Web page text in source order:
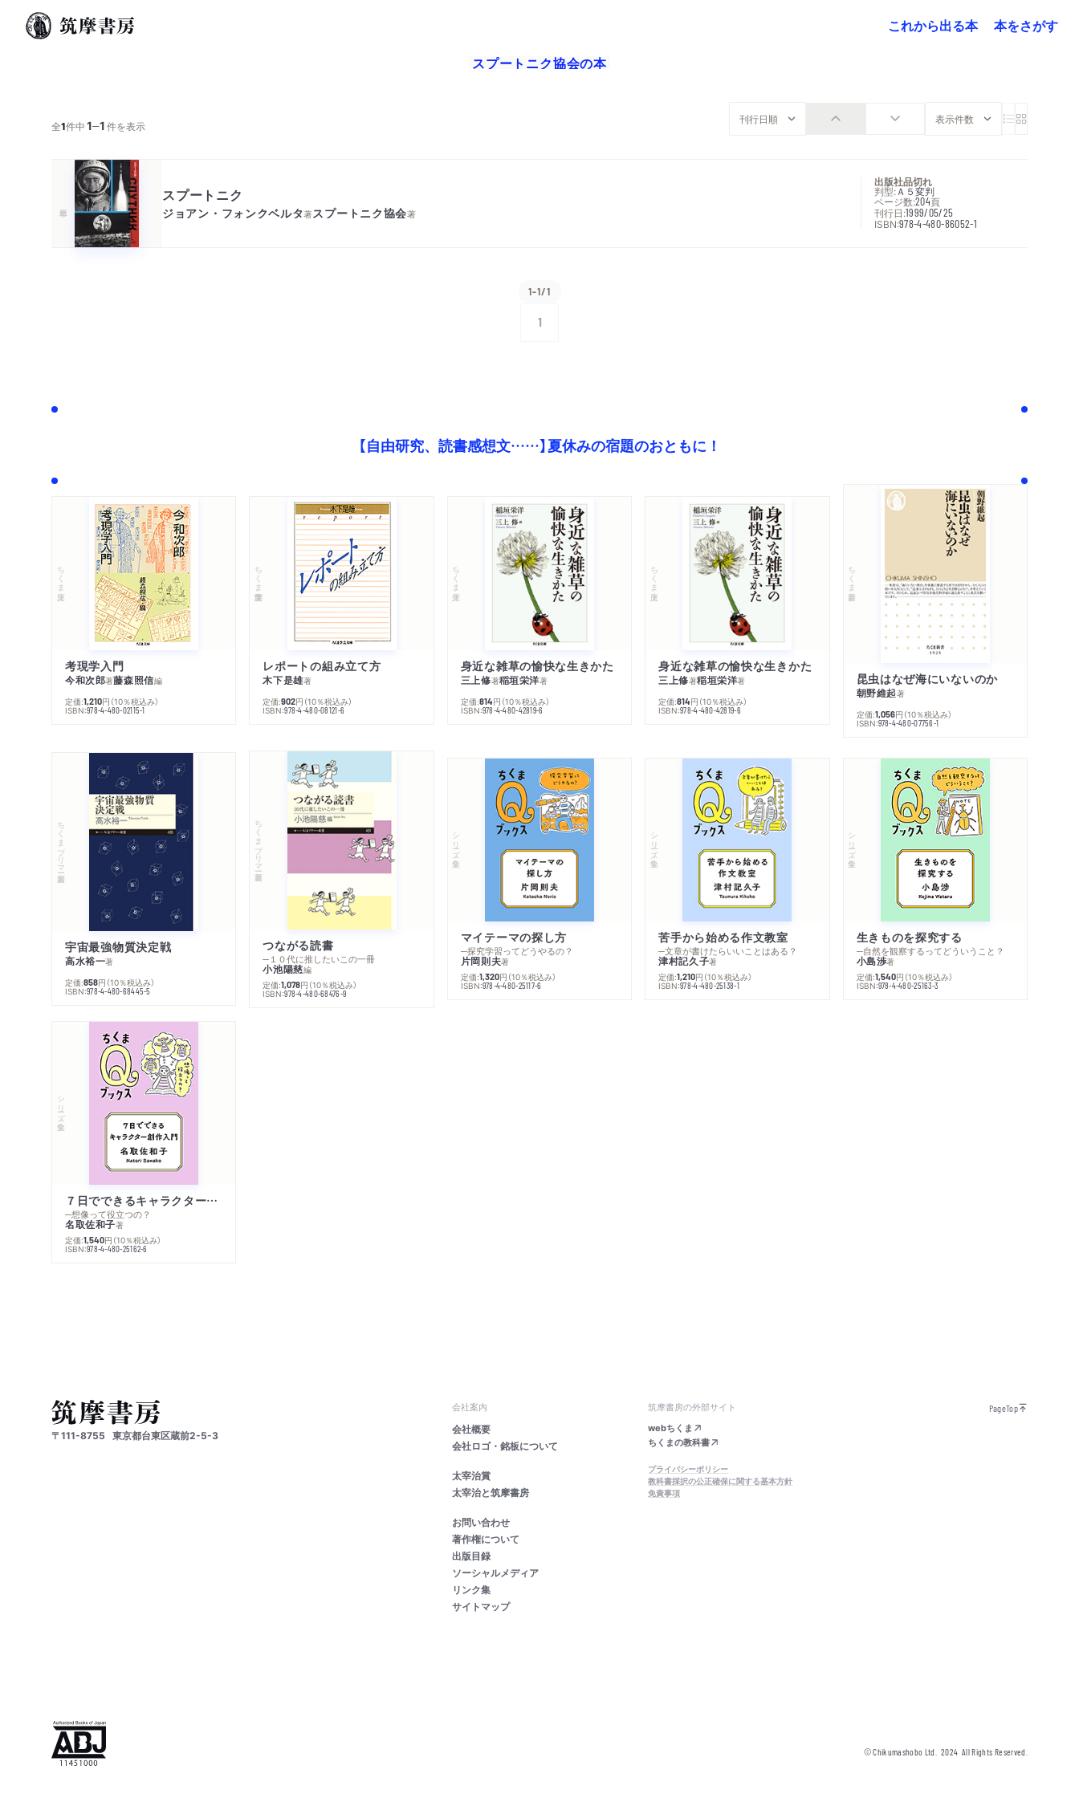
これから出る本
本をさがす
スプートニク協会の本
全1件中1─1件を表示
スプートニク
ジョアン・フォンクベルタ著スプートニク協会著
出版社品切れ
判型: Ａ５変判
ページ数:204頁
刊行日:1999/05/25
ISBN:978-4-480-86052-1
1-1/1
1
【自由研究、読書感想文……】夏休みの宿題のおともに！
ちくま文庫
考現学入門
今和次郎著藤森照信編
定価:1,210円 （10％税込み）
ISBN:978-4-480-02115-1
ちくま学芸文庫
レポートの組み立て方
木下是雄著
定価:902円 （10％税込み）
ISBN:978-4-480-08121-6
ちくま文庫
身近な雑草の愉快な生きかた
三上修著稲垣栄洋著
定価:814円 （10％税込み）
ISBN:978-4-480-42819-6
ちくま文庫
身近な雑草の愉快な生きかた
三上修著稲垣栄洋著
定価:814円 （10％税込み）
ISBN:978-4-480-42819-6
ちくま新書
昆虫はなぜ海にいないのか
朝野維起著
定価:1,056円 （10％税込み）
ISBN:978-4-480-07756-1
ちくまプリマー新書
宇宙最強物質決定戦
高水裕一著
定価:858円 （10％税込み）
ISBN:978-4-480-68445-5
ちくまプリマー新書
つながる読書
─１０代に推したいこの一冊
小池陽慈編
定価:1,078円 （10％税込み）
ISBN:978-4-480-68476-9
シリーズ・全集
マイテーマの探し方
─探究学習ってどうやるの？
片岡則夫著
定価:1,320円 （10％税込み）
ISBN:978-4-480-25117-6
シリーズ・全集
苦手から始める作文教室
─文章が書けたらいいことはある？
津村記久子著
定価:1,210円 （10％税込み）
ISBN:978-4-480-25138-1
シリーズ・全集
生きものを探究する
─自然を観察するってどういうこと？
小島渉著
定価:1,540円 （10％税込み）
ISBN:978-4-480-25163-3
シリーズ・全集
７日でできるキャラクター創作入門
─想像って役立つの？
名取佐和子著
定価:1,540円 （10％税込み）
ISBN:978-4-480-25162-6
〒111-8755 東京都台東区蔵前2-5-3
会社案内
会社概要
会社ロゴ・銘板について
太宰治賞
太宰治と筑摩書房
お問い合わせ
著作権について
出版目録
ソーシャルメディア
リンク集
サイトマップ
筑摩書房の外部サイト
webちくま
ちくまの教科書
プライバシーポリシー
教科書採択の公正確保に関する基本方針
免責事項
PageTop
© Chikumashobo Ltd. 2024 All Rights Reserved.